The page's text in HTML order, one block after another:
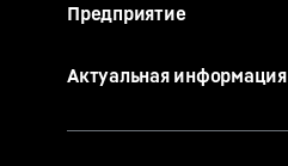
Предприятие
Актуальная информация